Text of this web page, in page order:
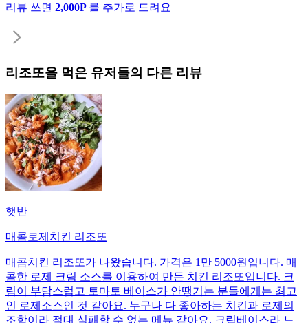
리뷰 쓰면 2,000P 를 추가로 드려요
리조또을 먹은 유저들의 다른 리뷰
햇반
매콤로제치킨 리조또
매콤치킨 리조또가 나왔습니다. 가격은 1만 5000원입니다. 매
콤한 로제 크림 소스를 이용하여 만든 치킨 리조또입니다. 크
림이 부담스럽고 토마토 베이스가 안땡기는 분들에게는 최고
인 로제소스인 것 같아요. 누구나 다 좋아하는 치킨과 로제의
조합이라 절대 실패할 수 없는 메뉴 같아요. 크림베이스라 느